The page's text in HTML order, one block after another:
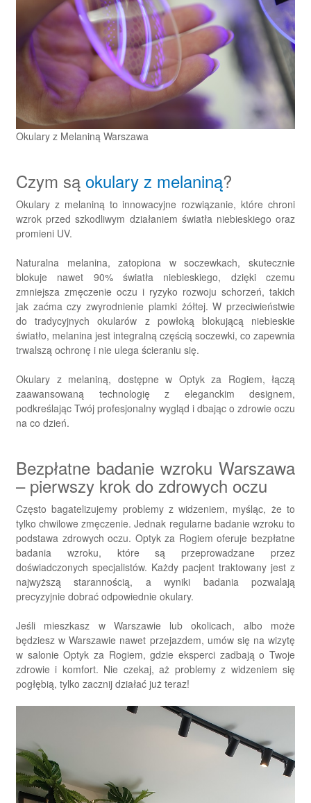
Okulary z Melaniną Warszawa
Czym są okulary z melaniną?
Okulary z melaniną to innowacyjne rozwiązanie, które chroni
wzrok przed szkodliwym działaniem światła niebieskiego oraz
promieni UV.
Naturalna melanina, zatopiona w soczewkach, skutecznie
blokuje nawet 90% światła niebieskiego, dzięki czemu
zmniejsza zmęczenie oczu i ryzyko rozwoju schorzeń, takich
jak zaćma czy zwyrodnienie plamki żółtej. W przeciwieństwie
do tradycyjnych okularów z powłoką blokującą niebieskie
światło, melanina jest integralną częścią soczewki, co zapewnia
trwalszą ochronę i nie ulega ścieraniu się.
Okulary z melaniną, dostępne w Optyk za Rogiem, łączą
zaawansowaną technologię z eleganckim designem,
podkreślając Twój profesjonalny wygląd i dbając o zdrowie oczu
na co dzień.
Bezpłatne badanie wzroku Warszawa
– pierwszy krok do zdrowych oczu
Często bagatelizujemy problemy z widzeniem, myśląc, że to
tylko chwilowe zmęczenie. Jednak regularne badanie wzroku to
podstawa zdrowych oczu. Optyk za Rogiem oferuje bezpłatne
badania wzroku, które są przeprowadzane przez
doświadczonych specjalistów. Każdy pacjent traktowany jest z
najwyższą starannością, a wyniki badania pozwalają
precyzyjnie dobrać odpowiednie okulary.
Jeśli mieszkasz w Warszawie lub okolicach, albo może
będziesz w Warszawie nawet przejazdem, umów się na wizytę
w salonie Optyk za Rogiem, gdzie eksperci zadbają o Twoje
zdrowie i komfort. Nie czekaj, aż problemy z widzeniem się
pogłębią, tylko zacznij działać już teraz!